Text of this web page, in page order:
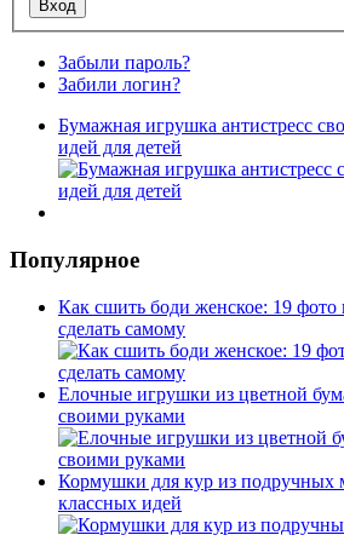
Забыли пароль?
Забили логин?
Бумажная игрушка антистресс
идей для детей
Популярное
Как сшить боди женское: 19
сделать самому
Елочные игрушки из цветной
своими руками
Кормушки для кур из подручных
классных идей